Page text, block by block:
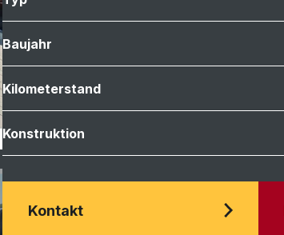
Baujahr
Kilometerstand
Konstruktion
Kontakt